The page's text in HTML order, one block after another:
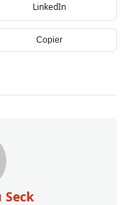
LinkedIn
Copier
Seck